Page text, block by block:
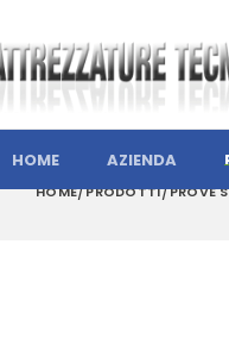
HOME AZIENDA
HOME PRODOTTI PROVE